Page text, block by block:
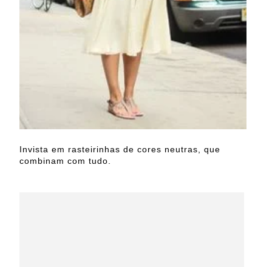
Invista em rasteirinhas de cores neutras, que
combinam com tudo.